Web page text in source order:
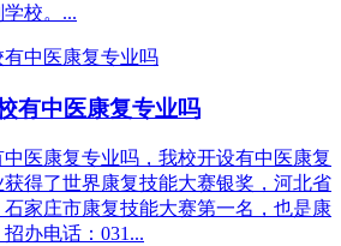
校。...
有中医康复专业吗
医康复专业吗，我校开设有中医康复
得了世界康复技能大赛银奖，河北省
家庄市康复技能大赛第一名，也是康
办电话：031...